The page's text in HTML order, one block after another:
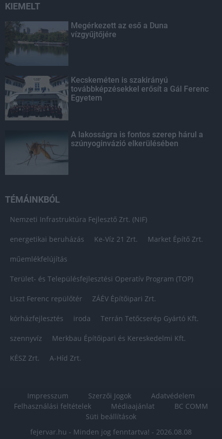
KIEMELT
Megérkezett az eső a Duna
vízgyűjtőjére
Kecskeméten is szakirányú
továbbképzésekkel erősít a Gál Ferenc
Egyetem
A lakosságra is fontos szerep hárul a
szúnyoginvázió elkerülésében
TÉMÁINKBÓL
Nemzeti Infrastruktúra Fejlesztő Zrt. (NIF)
energetikai beruházás Ke-Víz 21 Zrt. Market Építő Zrt.
műemlékfelújítás
Terület- és Településfejlesztési Operatív Program (TOP)
Liszt Ferenc repülőtér ZÁÉV Építőipari Zrt.
kórházfejlesztés iroda Terrán Tetőcserép Gyártó Kft.
szennyvíz Merkbau Építőipari és Kereskedelmi Kft.
KÉSZ Zrt. A-Híd Zrt.
Impresszum Szerzői Jogok
Adatvédelem
Felhasználási feltételek
Médiaajánlat
BC COMM
Süti beállítások
fejervar.hu - Minden jog fenntartva! - 2026.08.08